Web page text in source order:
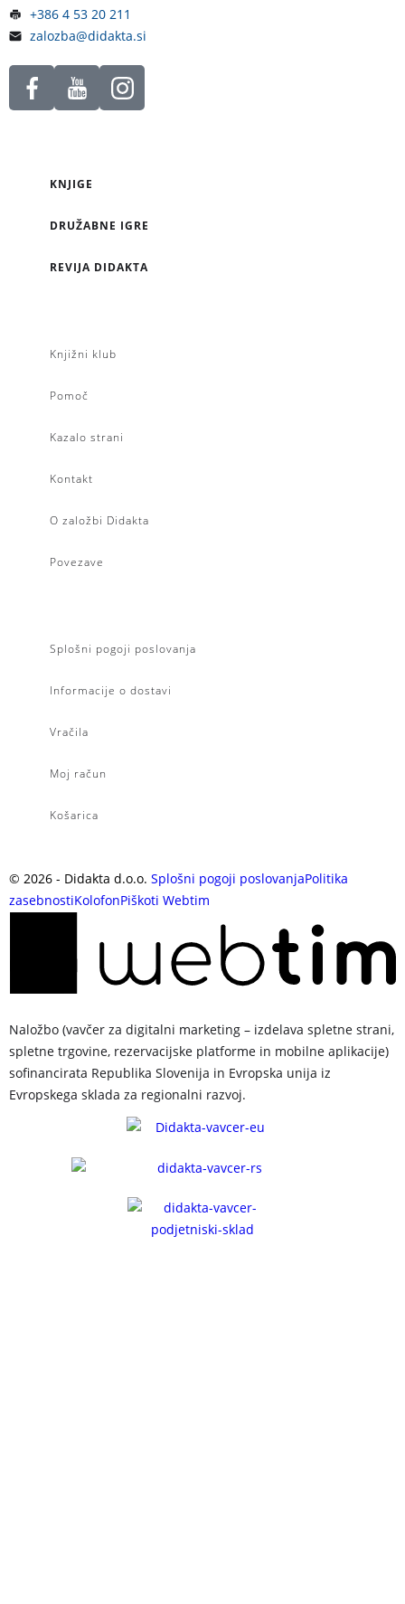
+386 4 53 20 211
zalozba@didakta.si
KNJIGE
DRUŽABNE IGRE
REVIJA DIDAKTA
Knjižni klub
Pomoč
Kazalo strani
Kontakt
O založbi Didakta
Povezave
Splošni pogoji poslovanja
Informacije o dostavi
Vračila
Moj račun
Košarica
© 2026 - Didakta d.o.o. Splošni pogoji poslovanjaPolitika
zasebnostiKolofonPiškoti Webtim
Naložbo (vavčer za digitalni marketing – izdelava spletne strani,
spletne trgovine, rezervacijske platforme in mobilne aplikacije)
sofinancirata Republika Slovenija in Evropska unija iz
Evropskega sklada za regionalni razvoj.